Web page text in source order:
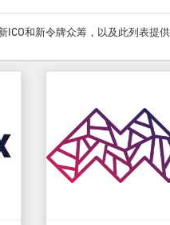
和新令牌众筹，以及此列表提